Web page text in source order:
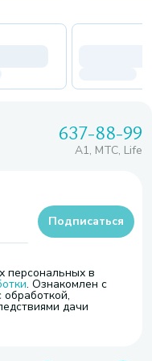
637-88-99
A1, МТС, Life
персональных в
. Ознакомлен с
дачи
Подписаться